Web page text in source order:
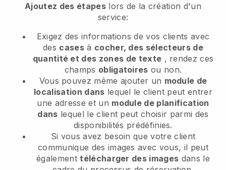
Ajoutez des étapeslors de la création d'un
service:
Exigez des informations de vos clients avec
des casesà cocher, des sélecteurs de
quantité et des zones de texte , rendez ces
champs obligatoires ou non.
Vous pouvez même ajouter un module de
localisation dans lequel le client peut entrer
une adresse et un module de planification
dans lequel le client peut choisir parmi des
disponibilités prédéfinies.
Si vous avez besoin que votre client
communique des images avec vous, il peut
égalementtélécharger des images dans le